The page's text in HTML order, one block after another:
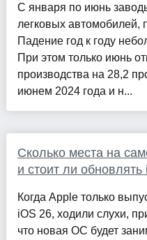
С января по июнь
легковых автомобилей,
Падение год к году
При этом только июнь
производства на 28,2
июнем 2024 года и н...
Сколько места на
и стоит ли
Когда Apple только
iOS 26, ходили слухи,
что новая ОС будет